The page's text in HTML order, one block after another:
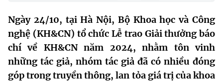
Chức năng nhiệm vụ
Cơ cấu tổ chức
Lịch sử phát triển
Tin tức sự kiện
Khoa học và Công nghệ
Đổi mới sáng tạo
Dịch vụ công
Hệ thống văn bản
Ngày 24/10, tại Hà Nội, Bộ Khoa học và Công
nghệ (KH&CN) tổ chức Lễ trao Giải thưởng báo
chí về KH&CN năm 2024, nhằm tôn vinh
những tác giả, nhóm tác giả đã có nhiều đóng
góp trong truyền thông, lan tỏa giá trị của khoa